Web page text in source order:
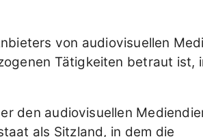
von audiovisuellen
Tätigkeiten betraut ist,
den audiovisuellen
als Sitzland, in dem die